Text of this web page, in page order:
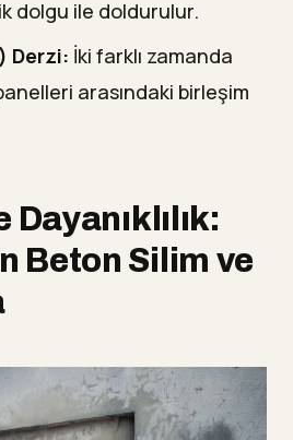
dolgu ile doldurulur.
Derzi: İki farklı zamanda
arasındaki birleşim
Dayanıklılık:
Beton Silim ve